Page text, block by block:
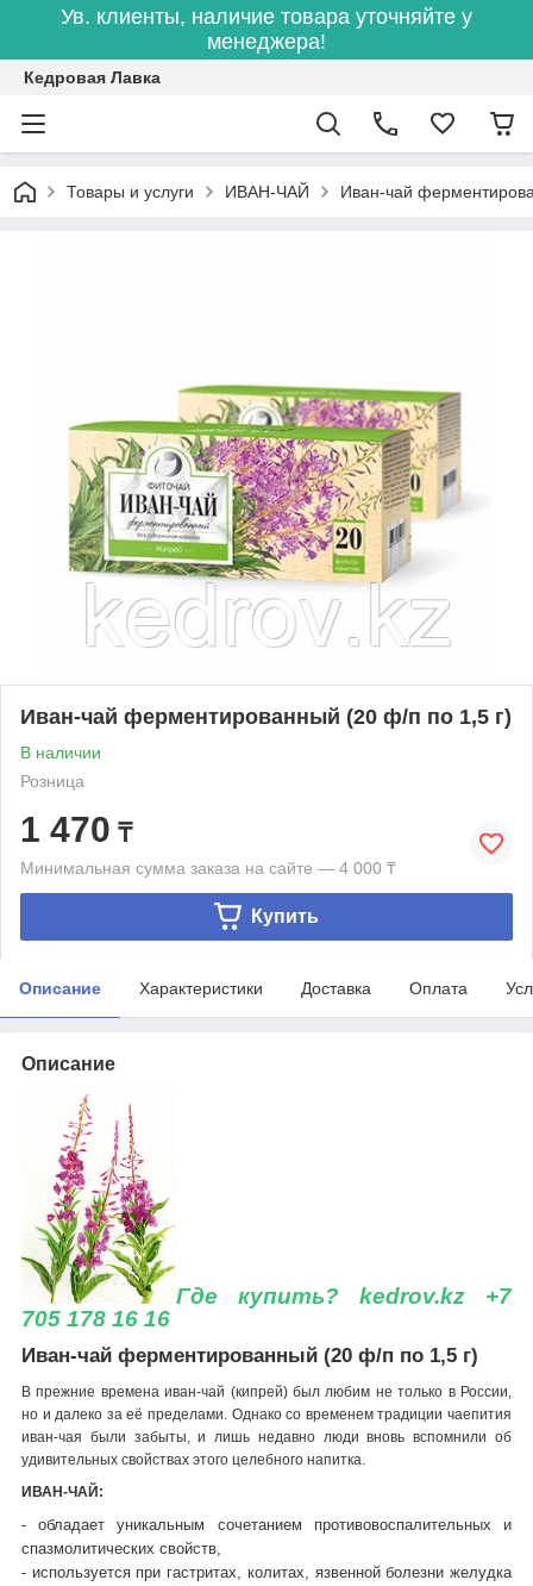
Ув. клиенты, наличие товара уточняйте у
менеджера!
Кедровая Лавка
Товары и услуги ИВАН-ЧАЙ Иван-чай
Иван-чай ферментированный (20 ф/п по 1,5 г)
В наличии
Розница
1 470 ₸
Минимальная сумма заказа на сайте — 4 000 ₸
Купить
Описание Характеристики Доставка Оплата
Описание
Где купить? kedrov.kz +7
705 178 16 16
Иван-чай ферментированный (20 ф/п по 1,5 г)
В прежние времена иван-чай (кипрей) был любим не только в России,
но и далеко за её пределами. Однако со временем традиции чаепития
иван-чая были забыты, и лишь недавно люди вновь вспомнили об
удивительных свойствах этого целебного напитка.
ИВАН-ЧАЙ:
- обладает уникальным сочетанием противовоспалительных и
спазмолитических свойств,
- используется при гастритах, колитах, язвенной болезни желудка